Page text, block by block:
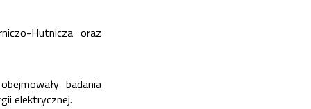
Hutnicza oraz
badania
elektrycznej.